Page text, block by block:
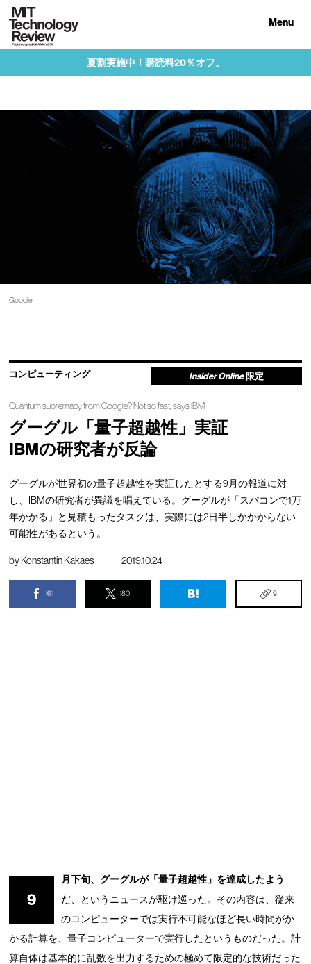
Menu
夏割実施中！購読料20％オフ。
Google
コンピューティング Insider Online 限定
Quantum supremacy from Google? Not so fast, says IBM
グーグル「量子超越性」実証
IBMの研究者が反論
グーグルが世界初の量子超越性を実証したとする9月の報道に対
し、IBMの研究者が異議を唱えている。グーグルが「スパコンで1万
年かかる」と見積もったタスクは、実際には2日半しかかからない
可能性があるという。
byKonstantin Kakaes 2019.10.24
161 180 9
9
月下旬、グーグルが「量子超越性」を達成したよう
だ、というニュースが駆け巡った。その内容は、従来
のコンピューターでは実行不可能なほど長い時間がか
かる計算を、量子コンピューターで実行したというものだった。計
算自体は基本的に乱数を出力するための極めて限定的な技術だった